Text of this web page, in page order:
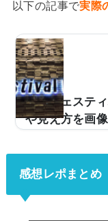
以下の記事で実際
大阪フェステ
や見え方を画
ル。キャパは約
多くのアーティス
だけど、座席から
感想レポまとめ